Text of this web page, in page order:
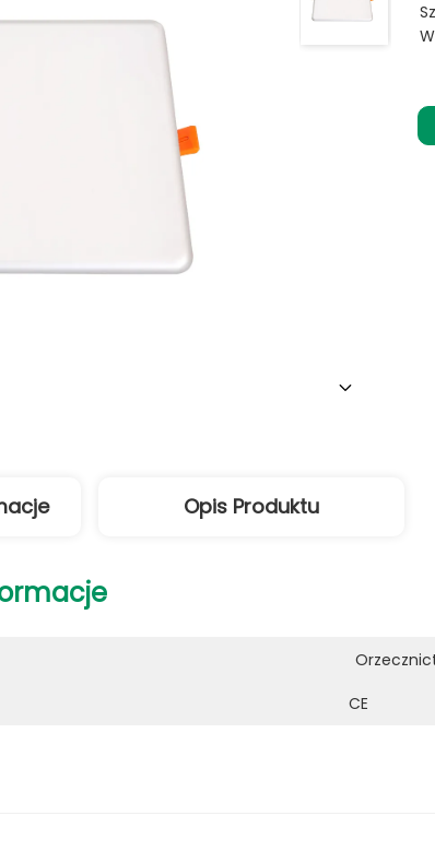
Opis Produktu
CE